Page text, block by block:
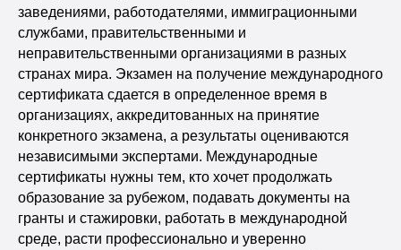
заведениями, работодателями, иммиграционными
службами, правительственными и
неправительственными организациями в разных
странах мира. Экзамен на получение международного
сертификата сдается в определенное время в
организациях, аккредитованных на принятие
конкретного экзамена, а результаты оцениваются
независимыми экспертами. Международные
сертификаты нужны тем, кто хочет продолжать
образование за рубежом, подавать документы на
гранты и стажировки, работать в международной
среде, расти профессионально и уверенно